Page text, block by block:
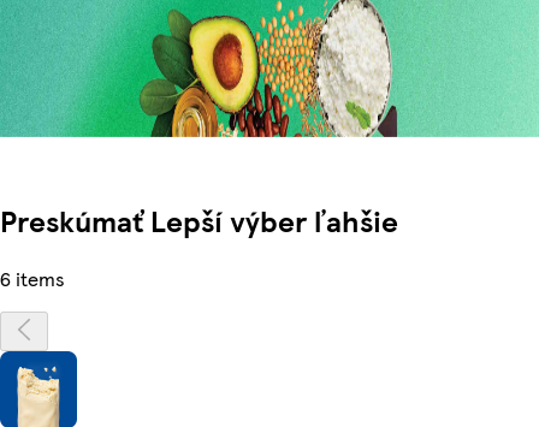
Preskúmať Lepší výber ľahšie
6 items